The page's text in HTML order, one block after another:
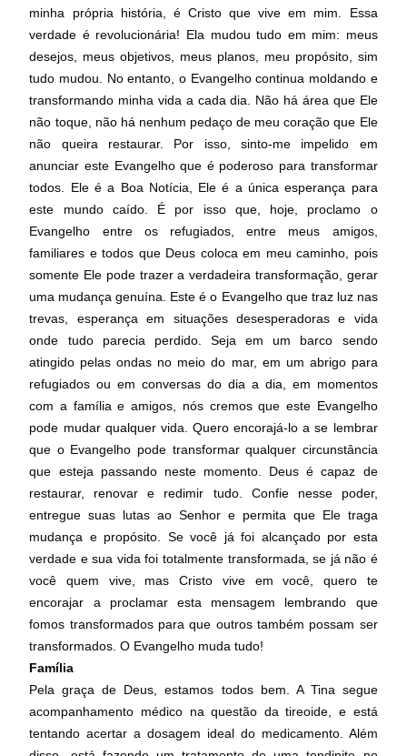
minha própria história, é Cristo que vive em mim. Essa
verdade é revolucionária! Ela mudou tudo em mim: meus
desejos, meus objetivos, meus planos, meu propósito, sim
tudo mudou. No entanto, o Evangelho continua moldando e
transformando minha vida a cada dia. Não há área que Ele
não toque, não há nenhum pedaço de meu coração que Ele
não queira restaurar. Por isso, sinto-me impelido em
anunciar este Evangelho que é poderoso para transformar
todos. Ele é a Boa Notícia, Ele é a única esperança para
este mundo caído. É por isso que, hoje, proclamo o
Evangelho entre os refugiados, entre meus amigos,
familiares e todos que Deus coloca em meu caminho, pois
somente Ele pode trazer a verdadeira transformação, gerar
uma mudança genuína. Este é o Evangelho que traz luz nas
trevas, esperança em situações desesperadoras e vida
onde tudo parecia perdido. Seja em um barco sendo
atingido pelas ondas no meio do mar, em um abrigo para
refugiados ou em conversas do dia a dia, em momentos
com a família e amigos, nós cremos que este Evangelho
pode mudar qualquer vida. Quero encorajá-lo a se lembrar
que o Evangelho pode transformar qualquer circunstância
que esteja passando neste momento. Deus é capaz de
restaurar, renovar e redimir tudo. Confie nesse poder,
entregue suas lutas ao Senhor e permita que Ele traga
mudança e propósito. Se você já foi alcançado por esta
verdade e sua vida foi totalmente transformada, se já não é
você quem vive, mas Cristo vive em você, quero te
encorajar a proclamar esta mensagem lembrando que
fomos transformados para que outros também possam ser
transformados. O Evangelho muda tudo!
Família
Pela graça de Deus, estamos todos bem. A Tina segue
acompanhamento médico na questão da tireoide, e está
tentando acertar a dosagem ideal do medicamento. Além